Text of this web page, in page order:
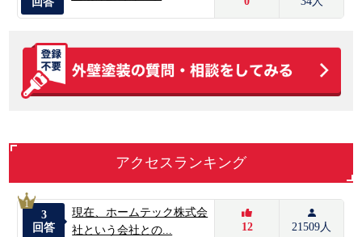
アクセスランキング
1
3
回答
現在、ホームテック株式会
社という会社との...
12 21509人